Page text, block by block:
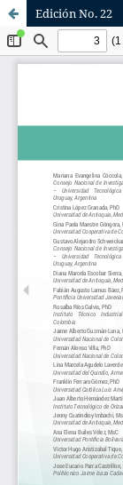
Edición No. 22